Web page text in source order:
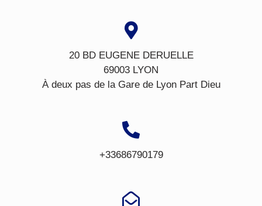
20 BD EUGENE DERUELLE
69003 LYON
À deux pas de la Gare de Lyon Part Dieu
+33686790179